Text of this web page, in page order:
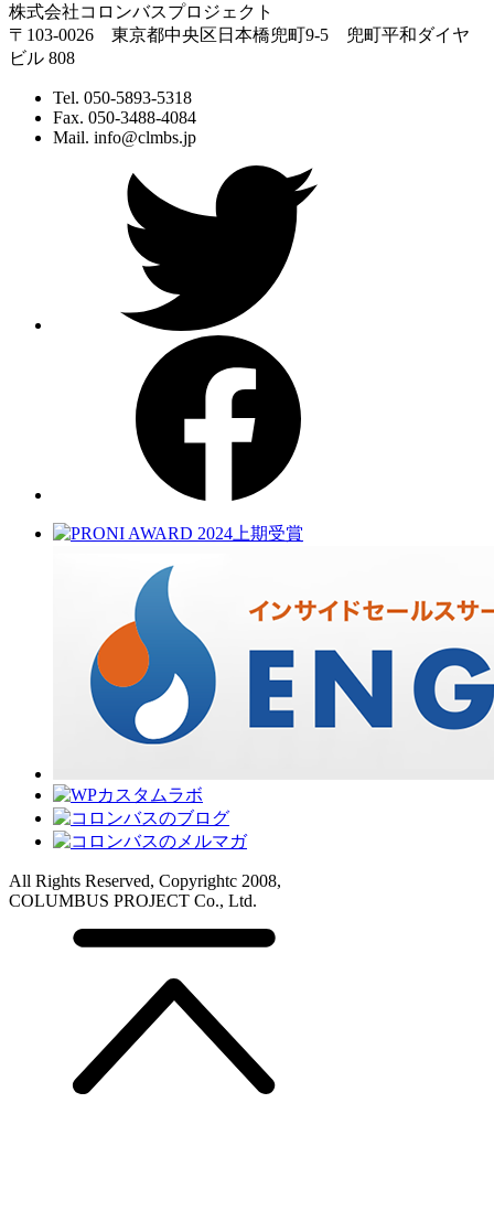
株式会社コロンバスプロジェクト
〒103-0026 東京都中央区日本橋兜町9-5 兜町平和ダイヤ
ビル 808
Tel. 050-5893-5318
Fax. 050-3488-4084
Mail. info@clmbs.jp
All Rights Reserved, Copyrightc 2008,
COLUMBUS PROJECT Co., Ltd.